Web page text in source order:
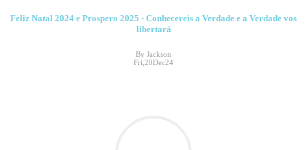
Feliz Natal 2024 e Prospero 2025 - Conhecereis a Verdade e a Verdade vos
libertará
By Jackson
Fri,20Dec24